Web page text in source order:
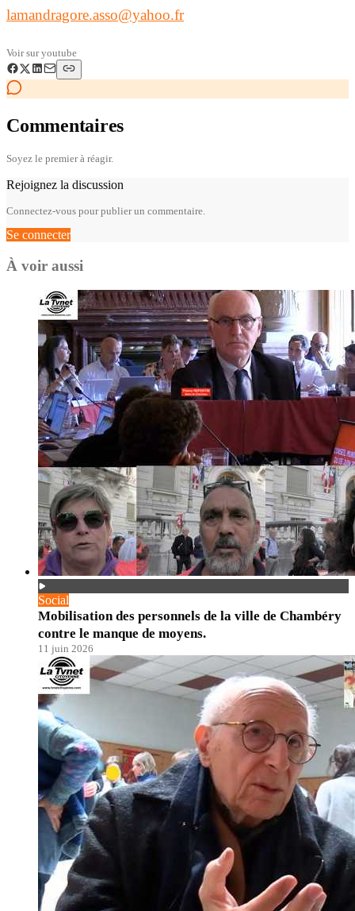
lamandragore.asso@yahoo.fr
Voir suryoutube
Commentaires
Soyez le premier à réagir.
Rejoignez la discussion
Connectez-vous pour publier un commentaire.
Se connecter
À voir aussi
Social
Mobilisation des personnels de la ville de Chambéry
contre le manque de moyens.
11 juin 2026